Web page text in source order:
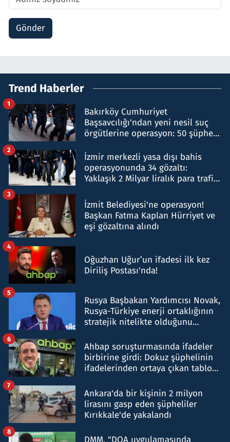
Gönder
Trend Haberler
Bakırköy Cumhuriyet
Başsavcılığı'ndan yeni nesil suç
örgütlerine operasyon: 50 şüpheli
1
İzmir merkezli yasa dışı bahis
operasyonunda 34 gözaltı:
Yaklaşık 2 Milyar liralık para trafiği
2
İzmit Belediyesi'ne operasyon!
Başkan Fatma Kaplan Hürriyet ve
eşi gözaltına alındı
3
Oğuzhan Uğur’un ifadesi ilk kez
Diriliş Postası'nda!
4
Rusya Başbakan Yardımcısı Novak,
Rusya-Türkiye enerji ortaklığının
stratejik nitelikte olduğunu
5
Ahbap soruşturmasında ifadeler
birbirine girdi: Dokuz şüphelinin
ifadelerinden ortaya çıkan tablo
6
Ankara'da bir kişinin 2 milyon
lirasını gasp eden şüpheliler
Kırıkkale'de yakalandı
7
DMM, "DOA uygulamasında
8